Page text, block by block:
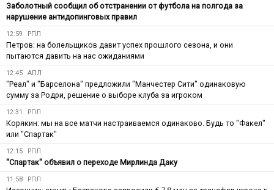
Заболотный сообщил об отстранении от футбола на полгода за
нарушение антидопинговых правил
12:59 РПЛ
Петров: на болельщиков давит успех прошлого сезона, и они
пытаются давить на нас ожиданиями
12:45 АПЛ
"Реал" и "Барселона" предложили "Манчестер Сити" одинаковую
сумму за Родри, решение о выборе клуба за игроком
12:31 РПЛ
Корякин: мы на все матчи настраиваемся одинаково. Будь то "Факел"
или "Спартак"
12:15 РПЛ
"Спартак" объявил о переходе Мирлинда Даку
11:58 РПЛ